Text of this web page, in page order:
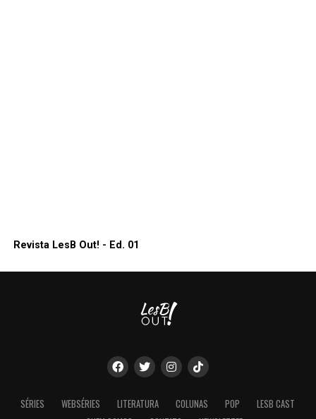
Revista LesB Out! - Ed. 01
SÉRIES WEBSÉRIES LITERATURA COLUNAS POP
LESB CAST